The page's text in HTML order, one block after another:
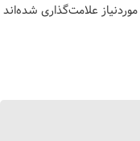
علامت‌گذاری شده‌اند